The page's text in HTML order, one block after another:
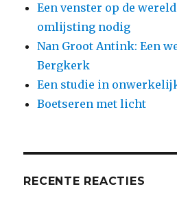
Een venster op de
omlijsting nodig
Nan Groot Antink: Een
Bergkerk
Een studie in
Boetseren met licht
RECENTE REACTIES